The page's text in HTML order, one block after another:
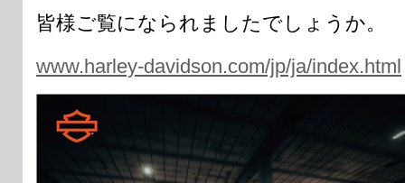
皆様ご覧になられましたでしょうか。
www.harley-davidson.com/jp/ja/index.html